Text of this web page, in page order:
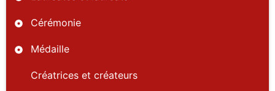
Cérémonie
Médaille
Créatrices et créateurs